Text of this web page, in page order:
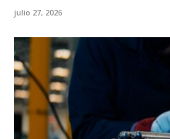
julio 27, 2026